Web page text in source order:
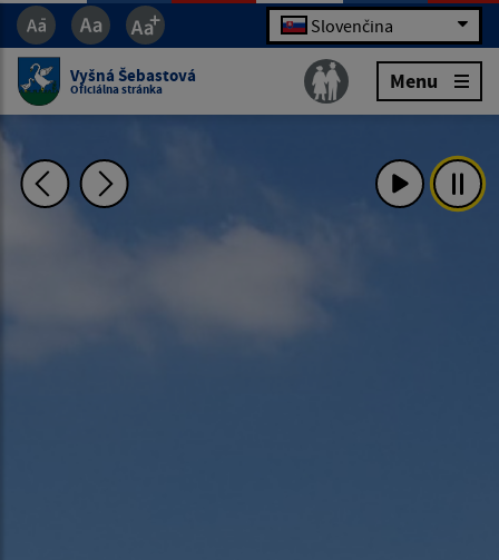
Slovenčina
Vyšná Šebastová
Oficiálna stránka Menu